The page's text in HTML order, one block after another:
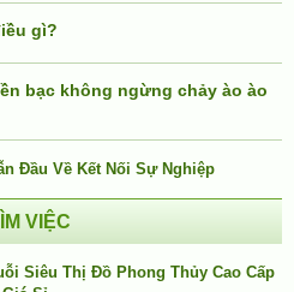
gì?
bạc không ngừng chảy ào ào
VIỆC